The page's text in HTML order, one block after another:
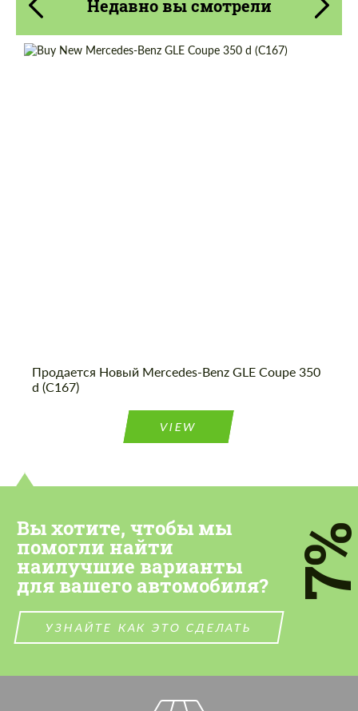
Недавно вы смотрели
Продается Новый Mercedes-Benz GLE Coupe 350
d (C167)
VIEW
Вы хотите, чтобы мы
помогли найти
наилучшие варианты
для вашего автомобиля?
УЗНАЙТЕ КАК ЭТО СДЕЛАТЬ